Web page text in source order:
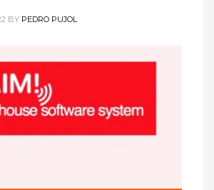
BY PEDRO PUJOL